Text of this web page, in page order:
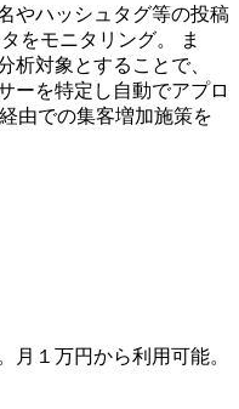
やハッシュタグ等の投稿
をモニタリング。 ま
析対象とすることで、
ーを特定し自動でアプロ
由での集客増加施策を
月１万円から利用可能。